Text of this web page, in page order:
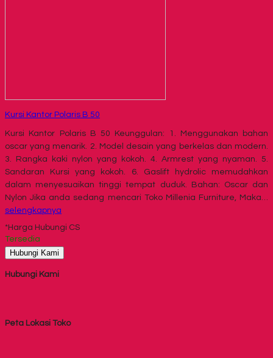
Kursi Kantor Polaris B 50
Kursi Kantor Polaris B 50 Keunggulan: 1. Menggunakan bahan
oscar yang menarik. 2. Model desain yang berkelas dan modern.
3. Rangka kaki nylon yang kokoh. 4. Armrest yang nyaman. 5.
Sandaran Kursi yang kokoh. 6. Gaslift hydrolic memudahkan
dalam menyesuaikan tinggi tempat duduk. Bahan: Oscar dan
Nylon Jika anda sedang mencari Toko Millenia Furniture, Maka…
selengkapnya
*Harga Hubungi CS
Tersedia
Hubungi Kami
Hubungi Kami
Peta Lokasi Toko